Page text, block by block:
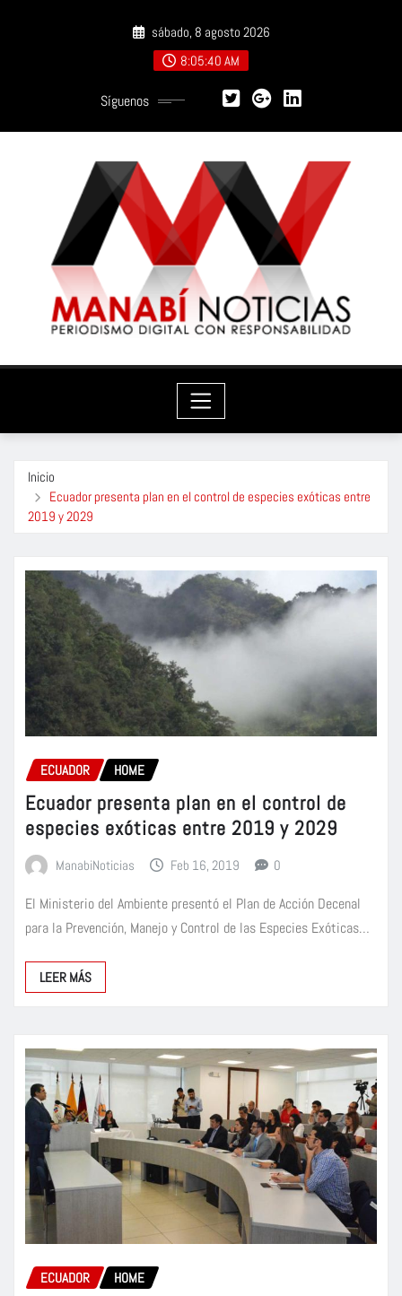
sábado, 8 agosto 2026
8:05:41 AM
Síguenos
Inicio
Ecuador presenta plan en el control de especies exóticas entre
2019 y 2029
ECUADOR HOME
Ecuador presenta plan en el control de
especies exóticas entre 2019 y 2029
ManabiNoticias Feb 16, 2019 0
El Ministerio del Ambiente presentó el Plan de Acción Decenal
para la Prevención, Manejo y Control de las Especies Exóticas…
LEER MÁS
ECUADOR HOME